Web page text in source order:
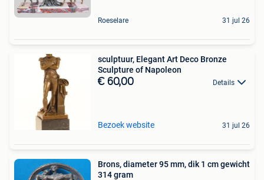
Roeselare 31 jul 26
sculptuur, Elegant Art Deco Bronze
Sculpture of Napoleon
€ 60,00 Details
Bezoek website 31 jul 26
Brons, diameter 95 mm, dik 1 cm gewicht
314 gram